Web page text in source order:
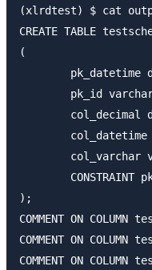
(xlrdtest) $ cat
CREATE TABLE
(
);
COMMENT ON
COMMENT ON
COMMENT ON